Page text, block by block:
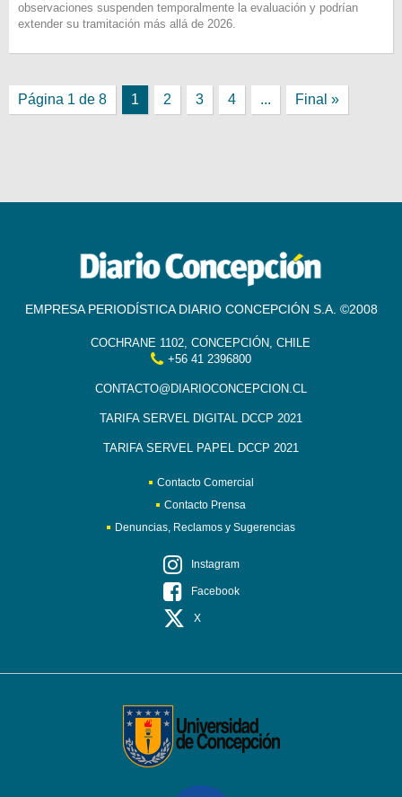
observaciones suspenden temporalmente la evaluación y podrían
extender su tramitación más allá de 2026.
Página 1 de 8 1 2 3 4 ... Final »
EMPRESA PERIODÍSTICA DIARIO CONCEPCIÓN S.A. ©2008
COCHRANE 1102, CONCEPCIÓN, CHILE
+56 41 2396800
CONTACTO@DIARIOCONCEPCION.CL
TARIFA SERVEL DIGITAL DCCP 2021
TARIFA SERVEL PAPEL DCCP 2021
Contacto Comercial
Contacto Prensa
Denuncias, Reclamos y Sugerencias
Instagram
Facebook
X